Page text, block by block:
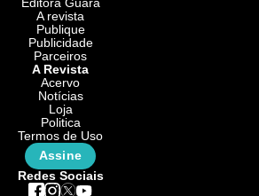
Editora Guará
A revista
Publique
Publicidade
Parceiros
A Revista
Acervo
Notícias
Loja
Politica
Termos de Uso
Assine
Redes Sociais